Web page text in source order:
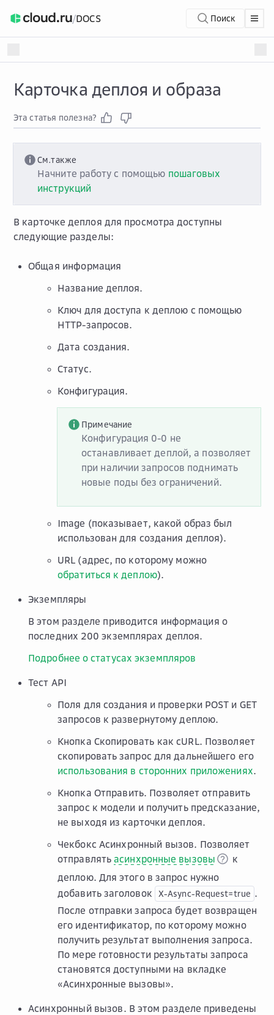
/DOCS Поиск
Карточка деплоя и образа
Эта статья полезна?
См.также
Начните работу с помощью пошаговых
инструкций
В карточке деплоя для просмотра доступны
следующие разделы:
Общая информация
Название деплоя.
Ключ для доступа к деплою с помощью
HTTP-запросов.
Дата создания.
Статус.
Конфигурация.
Примечание
Конфигурация 0-0 не
останавливает деплой, а позволяет
при наличии запросов поднимать
новые поды без ограничений.
Image (показывает, какой образ был
использован для создания деплоя).
URL (адрес, по которому можно
обратиться к деплою).
Экземпляры
В этом разделе приводится информация о
последних 200 экземплярах деплоя.
Подробнее о статусах экземпляров
Тест API
Поля для создания и проверки POST и GET
запросов к развернутому деплою.
Кнопка Скопировать как cURL. Позволяет
скопировать запрос для дальнейшего его
использования в сторонних приложениях.
Кнопка Отправить. Позволяет отправить
запрос к модели и получить предсказание,
не выходя из карточки деплоя.
Чекбокс Асинхронный вызов. Позволяет
отправлятьасинхронные вызовы
к
деплою. Для этого в запрос нужно
добавить заголовок
X-Async-Request=true .
После отправки запроса будет возвращен
его идентификатор, по которому можно
получить результат выполнения запроса.
По мере готовности результаты запроса
становятся доступными на вкладке
«Асинхронные вызовы».
Асинхронный вызов. В этом разделе приведены